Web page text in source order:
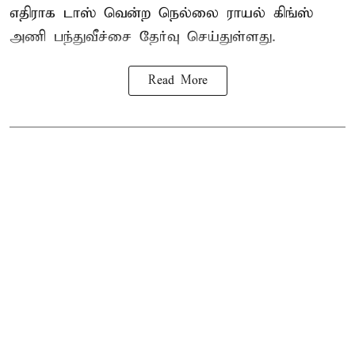
எதிராக டாஸ் வென்ற நெல்லை ராயல் கிங்ஸ்
அணி பந்துவீச்சை தேர்வு செய்துள்ளது.
Read More